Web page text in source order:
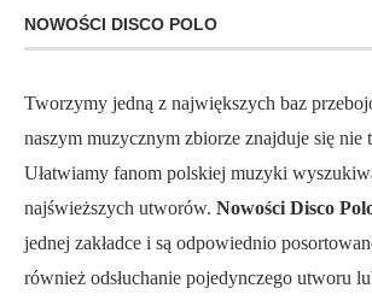
NOWOŚCI DISCO POLO
Tworzymy jedną z największych baz
naszym muzycznym zbiorze znajduje się nie
Ułatwiamy fanom polskiej muzyki
najświeższych utworów. Nowości Disco
jednej zakładce i są odpowiednio
również odsłuchanie pojedynczego utworu